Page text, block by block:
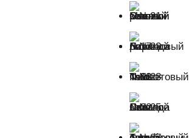
розовый
Светло-
розовый
Мятный
№17
Темно-
зеленый
№18
Светло-
№21
Лаванда
№22